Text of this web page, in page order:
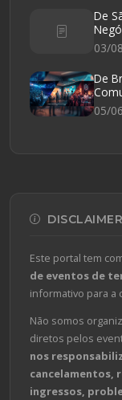
De
03/
De
05/
DISCLAIMER
Este portal tem
de eventos de
informativo para a
Não somos
diretos pelos
nos
cancelamentos,
ingressos,